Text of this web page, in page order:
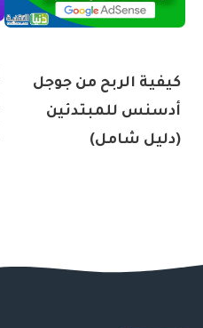
كيفية الربح من جوجل
أدسنس للمبتدئين
(دليل شامل)